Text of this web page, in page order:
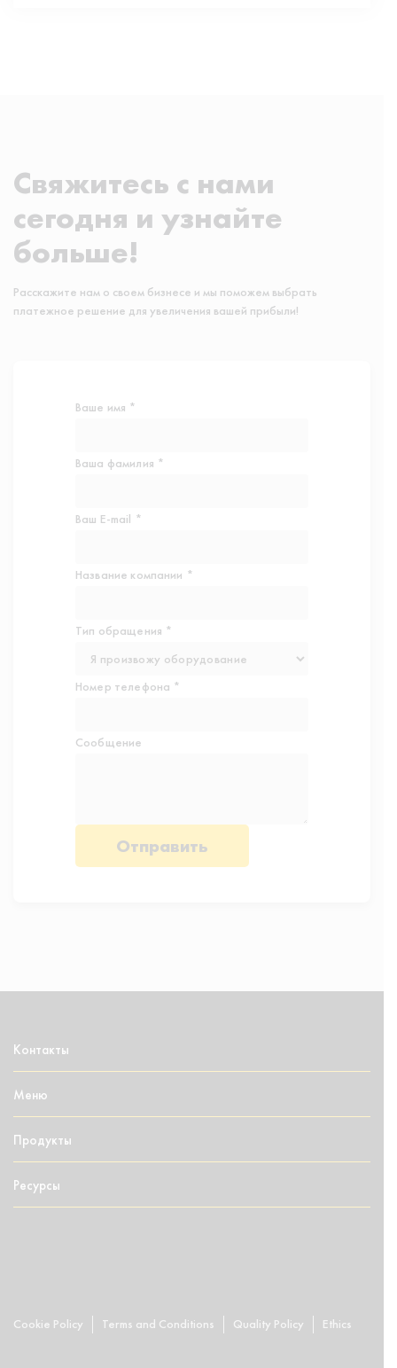
Свяжитесь с нами
сегодня и узнайте
больше!
Расскажите нам о своем бизнесе и мы поможем выбрать
платежное решение для увеличения вашей прибыли!
Ваше имя *
Ваша фамилия *
Ваш E-mail *
Название компании *
Тип обращения *
Номер телефона *
Сообщение
Меню
Продукты
Ресурсы
Контакты
Cookie Policy Terms and Conditions Quality Policy Ethics